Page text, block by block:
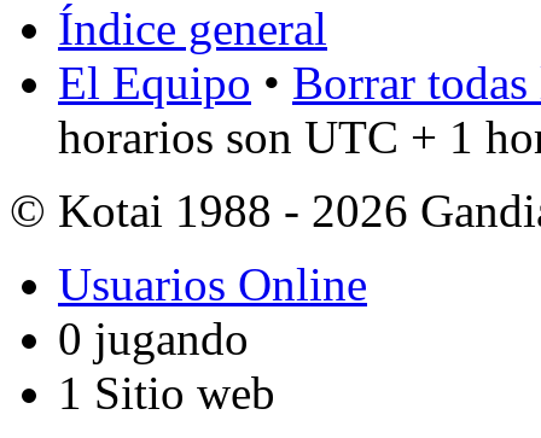
Índice general
El Equipo • Borrar
horarios son UTC + 1
© Kotai 1988 - 2026
Usuarios Online
0 jugando
1 Sitio web